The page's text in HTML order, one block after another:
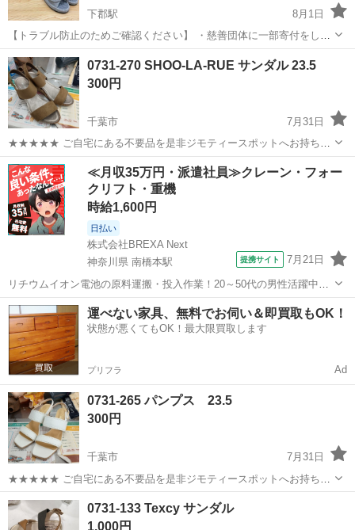
下郡駅
8月1日
【トラブル防止のためご確認ください】 ・慈善団体に一部寄付をして
おりますので値下げ依頼には対応していません。バラ売りも不可。 ・
受け渡し場所は「木更津東インター」の近くです。お渡し日時は、基
本的に平日昼以降または土日祝日とな...
千葉 木更津市 健康サンダル
0731-270 SHOO-LA-RUE サンダル 23.5
300円
千葉市
7月31日
★★★★★ ご自宅にある不要品を是非ジモティースポットへお持ち込
みしませんか？ 家電、趣味・スポーツ・レジャー用品、こども用品、
衣料服飾品、生活雑貨、家具、本、CD・DVDなどが無料でまとめて持
ち込めます！ ※詳細はこ...
千葉 千葉市 靴 現地
≪月収35万円・派遣社員≫クレーン・フォー
クリフト・重機
時給1,600円
日払い
株式会社BREXA Next
神奈川県 南橋本駅
提携サイト 7月21日
リチウムイオン電池の原料運搬・投入作業！20～50代の男性活躍中★
ワンルーム寮完備！赴任旅費会社負担！年間休日130日★フォークリフ
ト免許お持ちの方、活躍中！就業先食堂利用可★《神奈川県相模原
市》 人気の工場のお仕事 ◇電...
神奈川 相模原市 南橋本駅 その他
運べない家具、無料でお伺い＆即買取もOK！
状態が悪くてもOK！最大限買取します
プリフラ Ad
0731-265 パンプス 23.5
300円
千葉市
7月31日
★★★★★ ご自宅にある不要品を是非ジモティースポットへお持ち込
みしませんか？ 家電、趣味・スポーツ・レジャー用品、こども用品、
衣料服飾品、生活雑貨、家具、本、CD・DVDなどが無料でまとめて持
ち込めます！ ※詳細はこ...
千葉 千葉市
0731-133 Texcy サンダル
1,000円